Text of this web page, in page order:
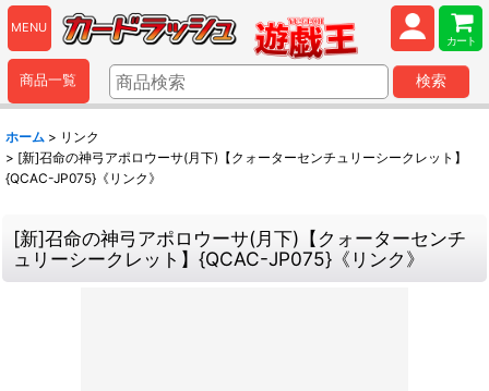
MENU
カート
商品一覧 検索
ホーム > リンク
> [新]召命の神弓アポロウーサ(月下)【クォーターセンチュリーシークレット】
{QCAC-JP075}《リンク》
[新]召命の神弓アポロウーサ(月下)【クォーターセンチ
ュリーシークレット】{QCAC-JP075}《リンク》